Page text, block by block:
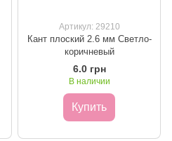
Артикул: 29210
Кант плоский 2.6 мм Светло-
коричневый
6.0 грн
В наличии
Купить